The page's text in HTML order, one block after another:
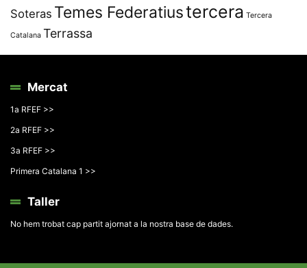
Soteras Temes Federatiustercera Tercera
Catalana Terrassa
Mercat
1a RFEF >>
2a RFEF >>
3a RFEF >>
Primera Catalana 1 >>
Taller
No hem trobat cap partit ajornat a la nostra base de dades.